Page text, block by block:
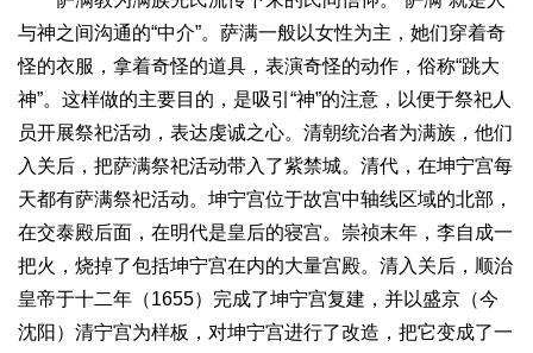
与神之间沟通的“中介”。萨满一般以女性为主，她们穿着奇
怪的衣服，拿着奇怪的道具，表演奇怪的动作，俗称“跳大
神”。这样做的主要目的，是吸引“神”的注意，以便于祭祀人
员开展祭祀活动，表达虔诚之心。清朝统治者为满族，他们
入关后，把萨满祭祀活动带入了紫禁城。清代，在坤宁宫每
天都有萨满祭祀活动。坤宁宫位于故宫中轴线区域的北部，
在交泰殿后面，在明代是皇后的寝宫。崇祯末年，李自成一
把火，烧掉了包括坤宁宫在内的大量宫殿。清入关后，顺治
皇帝于十二年（1655）完成了坤宁宫复建，并以盛京（今
沈阳）清宁宫为样板，对坤宁宫进行了改造，把它变成了一